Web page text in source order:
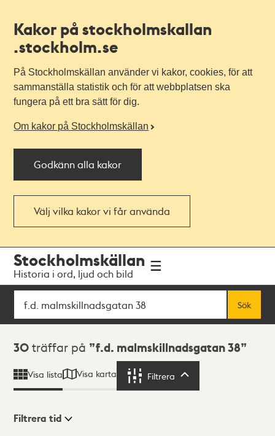
Kakor på stockholmskallan
.stockholm.se
På Stockholmskällan använder vi kakor, cookies, för att
sammanställa statistik och för att webbplatsen ska
fungera på ett bra sätt för dig.
Om kakor på Stockholmskällan
Godkänn alla kakor
Välj vilka kakor vi får använda
navigationen
huvudinnehållet
Stockholmskällan
Historia i ord, ljud och bild
Sök
Sök
Sökresultat
30 träffar på f.d. malmskillnadsgatan 38
Visa lista Visa karta Filtrera
Filtrera tid